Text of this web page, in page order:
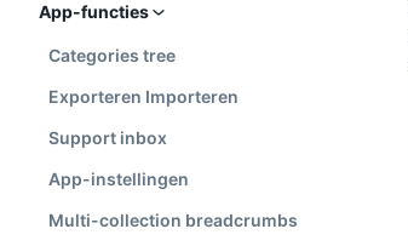
App-functies
Categories tree
Exporteren Importeren
Support inbox
App-instellingen
Multi-collection breadcrumbs